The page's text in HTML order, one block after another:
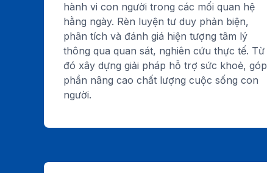
hành vi con người trong các mối quan hệ
hằng ngày. Rèn luyện tư duy phản biện,
phân tích và đánh giá hiện tượng tâm lý
thông qua quan sát, nghiên cứu thực tế. Từ
đó xây dựng giải pháp hỗ trợ sức khoẻ, góp
phần nâng cao chất lượng cuộc sống con
người.